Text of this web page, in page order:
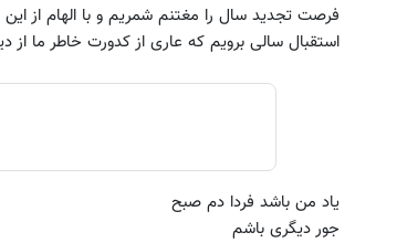
فرصت تجدید سال را مغتنم شمریم و با الهام از
استقبال سالی برویم که عاری از کدورت خاطر ما از
یاد من باشد فردا دم صبح
جور دیگری باشم